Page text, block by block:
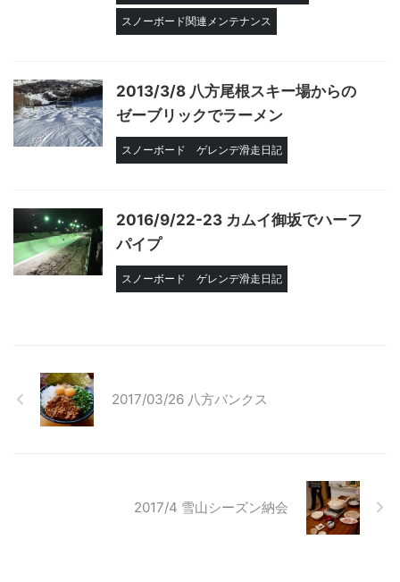
スノーボード関連メンテナンス
2013/3/8 八方尾根スキー場からの
ゼーブリックでラーメン
スノーボード ゲレンデ滑走日記
2016/9/22-23 カムイ御坂でハーフ
パイプ
スノーボード ゲレンデ滑走日記
2017/03/26 八方バンクス
2017/4 雪山シーズン納会